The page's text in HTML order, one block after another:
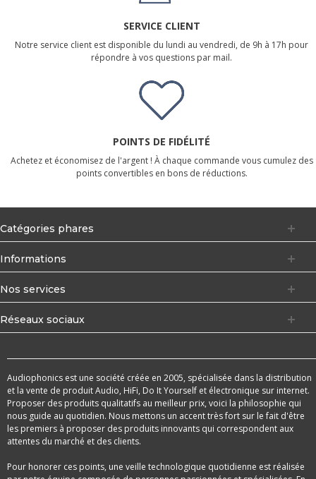
SERVICE CLIENT
Notre service client est disponible du lundi au vendredi, de 9h à 17h pour
répondre à vos questions par mail.
POINTS DE FIDÉLITÉ
Achetez et économisez de l'argent ! À chaque commande vous cumulez des
points convertibles en bons de réductions.
Catégories phares
Informations
Nos services
Réseaux sociaux
Audiophonics est une société créée en 2005, spécialisée dans la distribution
et la vente de produit Audio, HiFi, Do It Yourself et électronique sur internet.
Proposer des produits qualitatifs au meilleur prix, voici la philosophie qui
nous guide au quotidien. Nous mettons un accent très fort sur le fait d'être
les premiers à proposer des produits innovants qui correspondent aux
attentes du marché et des clients.
Pour honorer ces points, une veille technologique quotidienne est réalisée